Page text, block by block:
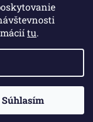
tu.
Súhlasím
vyhradené.
|Obchodné